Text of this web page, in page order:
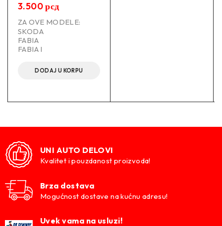
3.500рсд
ZA OVE MODELE:
SKODA
FABIA
FABIA I
DODAJ U KORPU
UNI AUTO DELOVI
Kvalitet i pouzdanost proizvoda!
Brza dostava
Mogućnost dostave na kućnu adresu!
Uvek vama na usluzi!